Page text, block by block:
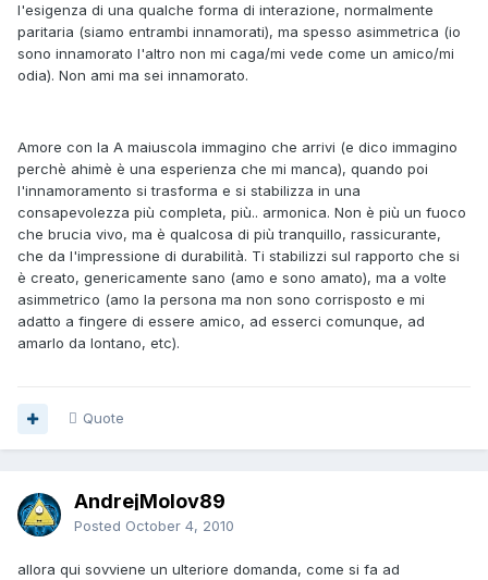
l'esigenza di una qualche forma di interazione, normalmente
paritaria (siamo entrambi innamorati), ma spesso asimmetrica (io
sono innamorato l'altro non mi caga/mi vede come un amico/mi
odia). Non ami ma sei innamorato.
Amore con la A maiuscola immagino che arrivi (e dico immagino
perchè ahimè è una esperienza che mi manca), quando poi
l'innamoramento si trasforma e si stabilizza in una
consapevolezza più completa, più.. armonica. Non è più un fuoco
che brucia vivo, ma è qualcosa di più tranquillo, rassicurante,
che da l'impressione di durabilità. Ti stabilizzi sul rapporto che si
è creato, genericamente sano (amo e sono amato), ma a volte
asimmetrico (amo la persona ma non sono corrisposto e mi
adatto a fingere di essere amico, ad esserci comunque, ad
amarlo da lontano, etc).
Quote
AndrejMolov89
Posted October 4, 2010
allora qui sovviene un ulteriore domanda, come si fa ad